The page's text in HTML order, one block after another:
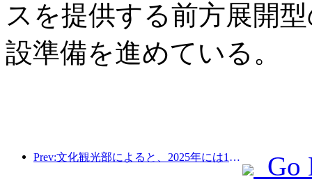
スを提供する前方展開
設準備を進めている。
Prev:文化観光部によると、2025年には16,994か所のA級景勝地が75億1000万人の観光客を迎え、5544億9000万元の観光収入を生み出した。
Go